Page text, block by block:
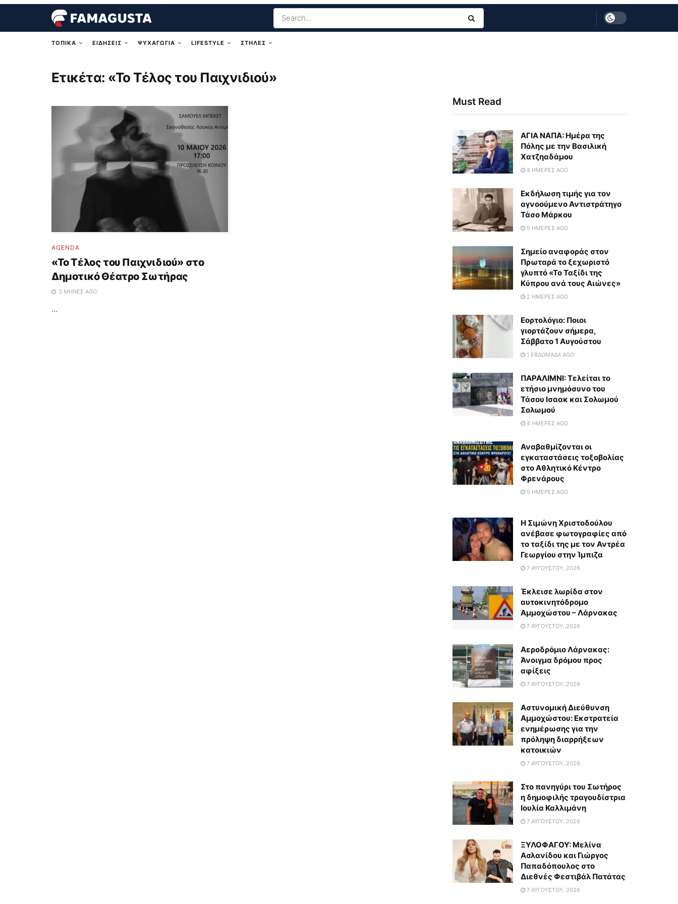
ΤΟΠΙΚΑ ΕΙΔΗΣΕΙΣ ΨΥΧΑΓΩΓΙΑ LIFESTYLE ΣΤΗΛΕΣ
Ετικέτα: «Το Τέλος του Παιχνιδιού»
AGENDA
«Το Τέλος του Παιχνιδιού» στο
Δημοτικό Θέατρο Σωτήρας
3 ΜΉΝΕΣ AGO
...
Must Read
ΑΓΙΑ ΝΑΠΑ: Ημέρα της
Πόλης με την Βασιλική
Χατζηαδάμου
4 ΗΜΈΡΕΣ AGO
Εκδήλωση τιμής για τον
αγνοούμενο Αντιστράτηγο
Τάσο Μάρκου
5 ΗΜΈΡΕΣ AGO
Σημείο αναφοράς στον
Πρωταρά το ξεχωριστό
γλυπτό «Το Ταξίδι της
Κύπρου ανά τους Αιώνες»
2 ΗΜΈΡΕΣ AGO
Εορτολόγιο: Ποιοι
γιορτάζουν σήμερα,
Σάββατο 1 Αυγούστου
1 ΕΒΔΟΜΆΔΑ AGO
ΠΑΡΑΛΙΜΝΙ: Τελείται το
ετήσιο μνημόσυνο του
Τάσου Ισαακ και Σολωμού
Σολωμού
4 ΗΜΈΡΕΣ AGO
Αναβαθμίζονται οι
εγκαταστάσεις τοξοβολίας
στο Αθλητικό Κέντρο
Φρενάρους
5 ΗΜΈΡΕΣ AGO
Η Σιμώνη Χριστοδούλου
ανέβασε φωτογραφίες από
το ταξίδι της με τον Αντρέα
Γεωργίου στην Ίμπιζα
7 ΑΥΓΟΎΣΤΟΥ, 2026
Έκλεισε λωρίδα στον
αυτοκινητόδρομο
Αμμοχώστου – Λάρνακας
7 ΑΥΓΟΎΣΤΟΥ, 2026
Αεροδρόμιο Λάρνακας:
Άνοιγμα δρόμου προς
αφίξεις
7 ΑΥΓΟΎΣΤΟΥ, 2026
Αστυνομική Διεύθυνση
Αμμοχώστου: Εκστρατεία
ενημέρωσης για την
πρόληψη διαρρήξεων
κατοικιών
7 ΑΥΓΟΎΣΤΟΥ, 2026
Στο πανηγύρι του Σωτήρος
η δημοφιλής τραγουδίστρια
Ιουλία Καλλιμάνη
7 ΑΥΓΟΎΣΤΟΥ, 2026
ΞΥΛΟΦΑΓΟΥ: Μελίνα
Ασλανίδου και Γιώργος
Παπαδόπουλος στο
Διεθνές Φεστιβάλ Πατάτας
7 ΑΥΓΟΎΣΤΟΥ, 2026